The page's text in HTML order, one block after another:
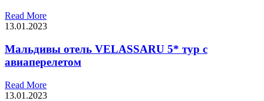
Read More
13.01.2023
Мальдивы отель VELASSARU 5* тур с
авиаперелетом
Read More
13.01.2023